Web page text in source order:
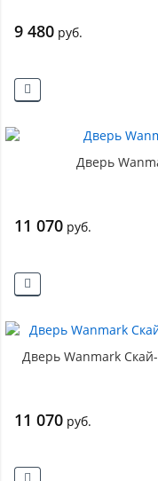
9 480 руб.
Дверь
11 070 руб.
Дверь Wanmark
11 070 руб.